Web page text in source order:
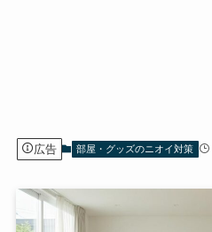
広告 部屋・グッズのニオイ対策